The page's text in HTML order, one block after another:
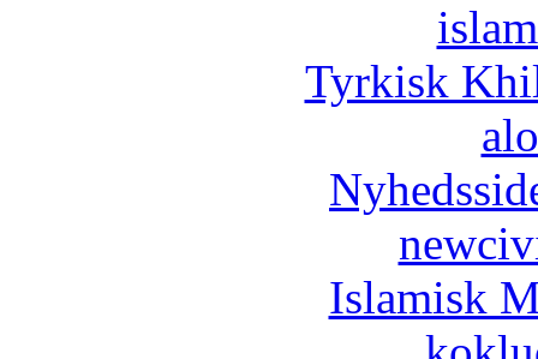
Tyrkisk
Islamisk